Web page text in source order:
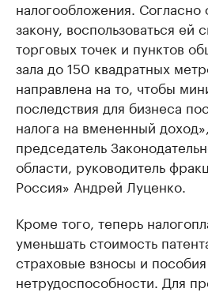
налогообложения.
закону, воспользоваться ей
торговых точек и пунктов
зала до 150 квадратных
направлена на то, чтобы
последствия для бизнеса
налога на вмененный
председатель
области, руководитель
Россия» Андрей Луценко.
Кроме того, теперь
уменьшать стоимость
страховые взносы и
нетрудоспособности. Для